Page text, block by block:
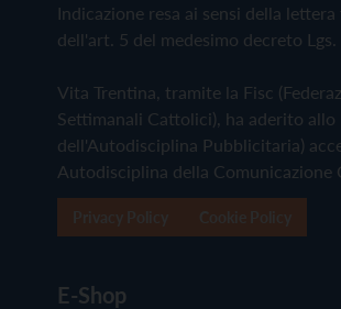
Indicazione resa ai sensi della
dell'art. 5 del medesimo decreto Lgs.
Vita Trentina, tramite la Fisc
Settimanali Cattolici), ha aderito
dell'Autodisciplina Pubblicitaria)
Autodisciplina della Comunicazione
E-Shop